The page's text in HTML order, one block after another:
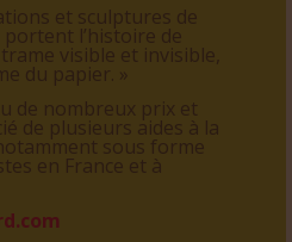
et sculptures de
l’histoire de
visible et invisible,
du papier. »
de nombreux prix et
de plusieurs aides à la
sous forme
en France et à